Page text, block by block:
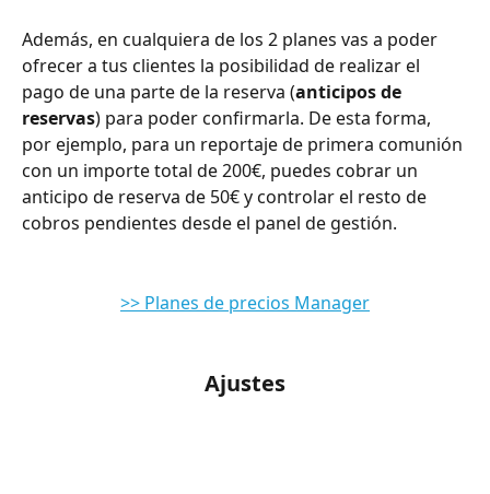
Además, en cualquiera de los 2 planes vas a poder
ofrecer a tus clientes la posibilidad de realizar el
pago de una parte de la reserva (anticipos de
reservas) para poder confirmarla. De esta forma,
por ejemplo, para un reportaje de primera comunión
con un importe total de 200€, puedes cobrar un
anticipo de reserva de 50€ y controlar el resto de
cobros pendientes desde el panel de gestión.
>> Planes de precios Manager
Ajustes